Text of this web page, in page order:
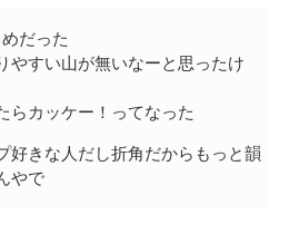
だった
やすい山が無いなーと思ったけ
らカッケー！ってなった
好きな人だし折角だからもっと韻
やで